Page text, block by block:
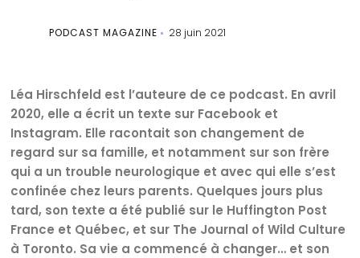
PODCAST MAGAZINE 28 juin 2021
Léa Hirschfeld est l’auteure de ce podcast. En avril
2020, elle a écrit un texte sur Facebook et
Instagram. Elle racontait son changement de
regard sur sa famille, et notamment sur son frère
qui a un trouble neurologique et avec qui elle s’est
confinée chez leurs parents. Quelques jours plus
tard, son texte a été publié sur le Huffington Post
France et Québec, et sur The Journal of Wild Culture
à Toronto. Sa vie a commencé à changer… et son